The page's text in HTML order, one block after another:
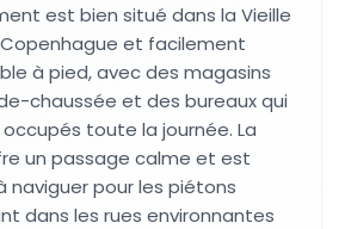
est bien situé dans la Vieille
et facilement
à pied, avec des magasins
chaussée et des bureaux qui
toute la journée. La
un passage calme et est
naviguer pour les piétons
dans les rues environnantes